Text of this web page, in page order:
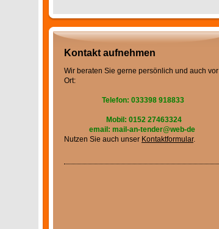
Kontakt aufnehmen
Wir beraten Sie gerne persönlich und auch vor
Ort:
Telefon: 033398 918833
Mobil: 0152 27463324
email: mail-an-tender@web-de
Nutzen Sie auch unser Kontaktformular.